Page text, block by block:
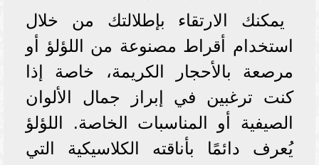
يمكنك الارتقاء بإطلالتك من خلال
استخدام أقراط مصنوعة من اللؤلؤ أو
مرصعة بالأحجار الكريمة، خاصة إذا
كنت ترغبين في إبراز جمال الألوان
الصيفية أو المناسبات الخاصة. اللؤلؤ
يُعرف دائمًا بأناقته الكلاسيكية التي